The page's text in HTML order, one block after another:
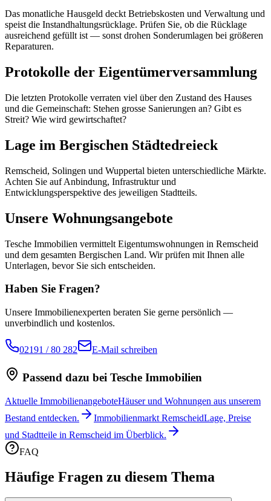
Das monatliche Hausgeld deckt Betriebskosten und Verwaltung und
speist die Instandhaltungsrücklage. Prüfen Sie, ob die Rücklage
ausreichend gefüllt ist — sonst drohen Sonderumlagen bei größeren
Reparaturen.
Protokolle der Eigentümerversammlung
Die letzten Protokolle verraten viel über den Zustand des Hauses
und die Gemeinschaft: Stehen grosse Sanierungen an? Gibt es
Streit? Wie wird gewirtschaftet?
Lage im Bergischen Städtedreieck
Remscheid, Solingen und Wuppertal bieten unterschiedliche Märkte.
Achten Sie auf Anbindung, Infrastruktur und
Entwicklungsperspektive des jeweiligen Stadtteils.
Unsere Wohnungsangebote
Tesche Immobilien vermittelt Eigentumswohnungen in Remscheid
und dem gesamten Bergischen Land. Wir prüfen mit Ihnen alle
Unterlagen, bevor Sie sich entscheiden.
Haben Sie Fragen?
Unsere Immobilienexperten beraten Sie gerne persönlich —
unverbindlich und kostenlos.
02191 / 80 282 E-Mail schreiben
Passend dazu bei Tesche Immobilien
Aktuelle ImmobilienangeboteHäuser und Wohnungen aus unserem
Bestand entdecken.
Immobilienmarkt RemscheidLage, Preise
und Stadtteile in Remscheid im Überblick.
FAQ
Häufige Fragen zu diesem Thema